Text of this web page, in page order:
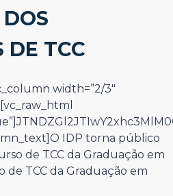
DE TCC
width=”2/3″
IDP torna público
de TCC da Graduação em
de TCC da Graduação em